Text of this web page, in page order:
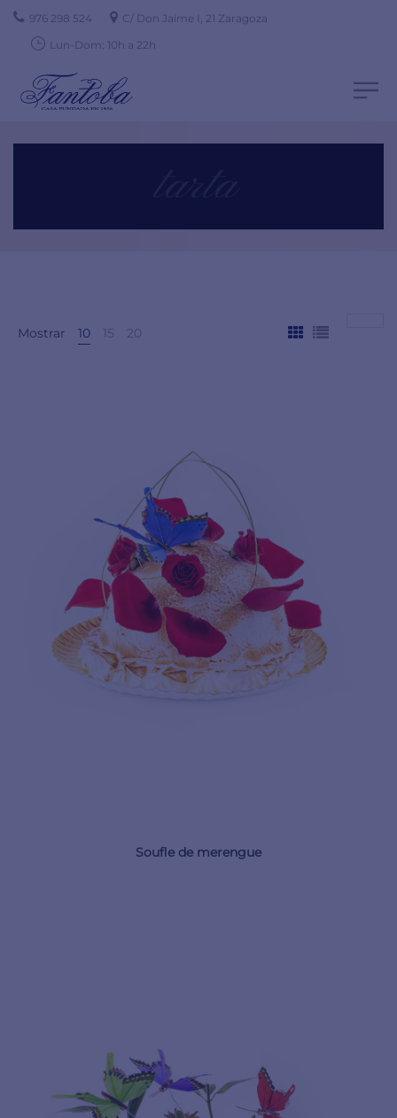
976 298 524
C/ Don Jaime I, 21 Zaragoza
Lun-Dom: 10h a 22h
Mostrar 10 15 20
Soufle de merengue